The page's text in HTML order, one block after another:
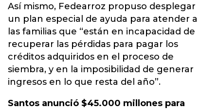
Así mismo, Fedearroz propuso desplegar
un plan especial de ayuda para atender a
las familias que “están en incapacidad de
recuperar las pérdidas para pagar los
créditos adquiridos en el proceso de
siembra, y en la imposibilidad de generar
ingresos en lo que resta del año”.
Santos anunció $45.000 millones para